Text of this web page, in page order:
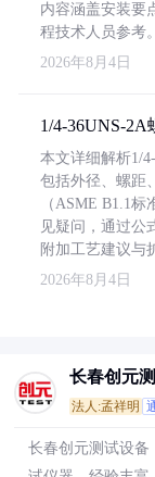
内容涵盖安装要
程技术人员参考。
2026年8月4日
1/4-36UNS-
本文详细解析1/
包括外径、螺距
（ASME B1.1
见疑问，通过公
附加工艺建议与
2026年8月4日
长春创元
法人:孟祥明
长春创元测试设备